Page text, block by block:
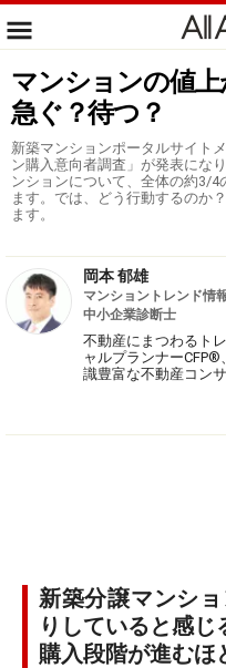
マンションの値
急ぐ？待つ？
新築マンションポータルサイト
ン購入意向者調査」が発表にな
ンションについて、全体の約3/
ます。では、どう行動するのか
ます。
岡本 郁雄
マンショントレンド情
中小企業診断士
不動産にまつわるト
ャルプランナー
識豊富な不動産コンサ
新築分譲マンシ
りしていると感じ
購入段階が進むほ